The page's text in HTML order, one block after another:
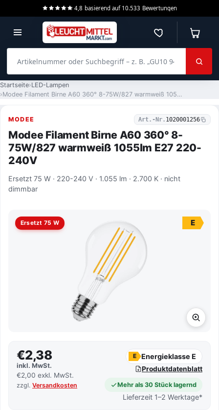
4,8 basierend auf 10.533 Bewertungen
Merkzettel
Startseite LED-Lampen
Modee Filament Birne A60 360° 8-75W/827 warmweiß 1055lm E27 220-240V
MODEE Art.-Nr. 1020001256
Modee Filament Birne A60 360° 8-
75W/827 warmweiß 1055lm E27 220-
240V
Ersetzt 75 W · 220-240 V · 1.055 lm · 2.700 K · nicht
dimmbar
Ersetzt 75 W E
€2,38
inkl. MwSt.
€2,00 exkl. MwSt.
zzgl. Versandkosten
E Energieklasse E
Produktdatenblatt
Mehr als 30 Stück lagernd
Lieferzeit 1–2 Werktage*